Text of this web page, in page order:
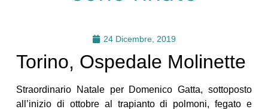
24 Dicembre, 2019
Torino, Ospedale Molinette
Straordinario Natale per Domenico Gatta, sottoposto
all’inizio di ottobre al trapianto di polmoni, fegato e